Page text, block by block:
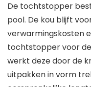
De tochtstopper
pool. De kou blijft
verwarmingskosten
tochtstopper voor
werkt deze door de
uitpakken in vorm